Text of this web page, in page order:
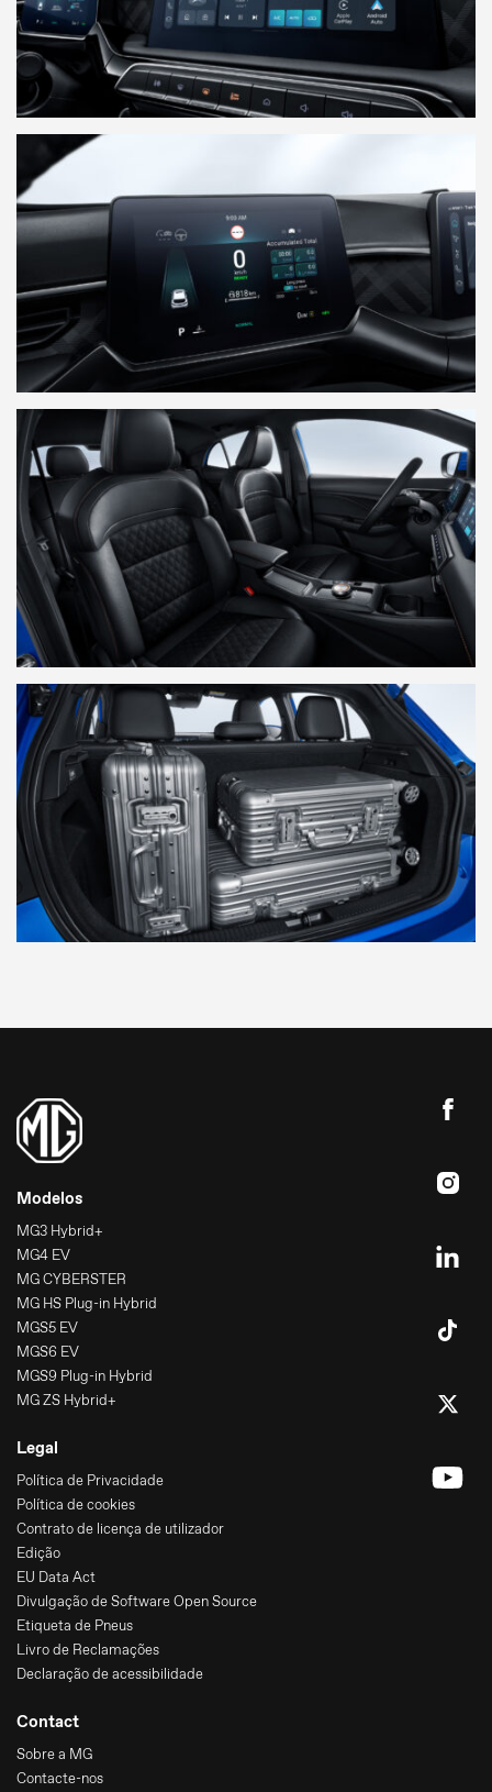
Modelos
MG3 Hybrid+
MG4 EV
MG CYBERSTER
MG HS Plug-in Hybrid
MGS5 EV
MGS6 EV
MGS9 Plug-in Hybrid
MG ZS Hybrid+
Legal
Política de Privacidade
Política de cookies
Contrato de licença de utilizador
Edição
EU Data Act
Divulgação de Software Open Source
Etiqueta de Pneus
Livro de Reclamações
Declaração de acessibilidade
Contact
Sobre a MG
Contacte-nos